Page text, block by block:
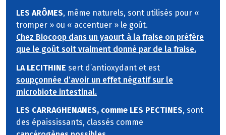
LES ARÔMES, même naturels, sont utilisés pour «
tromper » ou « accentuer » le goût.
Chez Biocoop dans un yaourt à la fraise on préfère
que le goût soit vraiment donné par de la fraise.
LA LECITHINE sert d’antioxydant et est
soupçonnée d’avoir un effet négatif sur le
microbiote intestinal.
LES CARRAGHENANES, comme LES PECTINES, sont
des épaississants, classés comme